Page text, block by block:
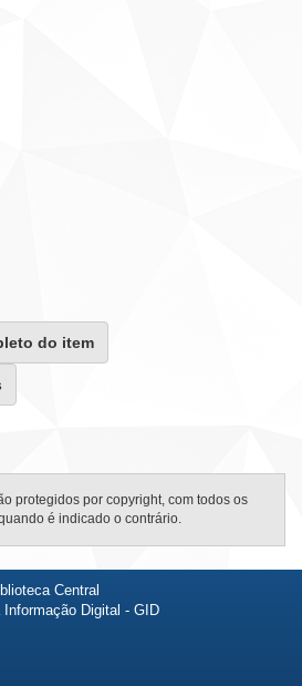
do item
protegidos por copyright, com todos os
é indicado o contrário.
Central
Digital - GID